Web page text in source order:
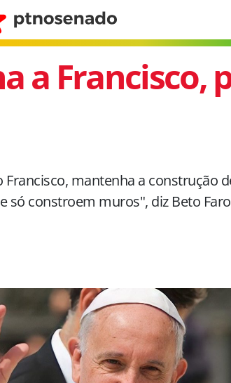
a Francisco,
Francisco, mantenha a construção
só constroem muros", diz Beto Faro